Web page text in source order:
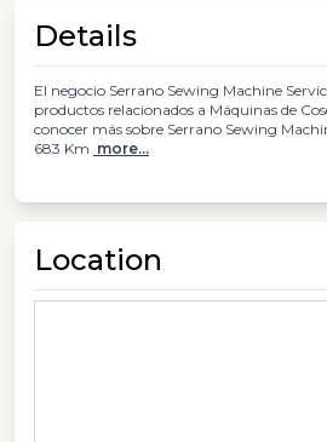
Details
El negocio Serrano Sewing Machine
productos relacionados a Máquinas de
conocer más sobre Serrano Sewing
683 Km more...
Location